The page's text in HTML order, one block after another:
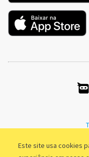
Este site usa cookies